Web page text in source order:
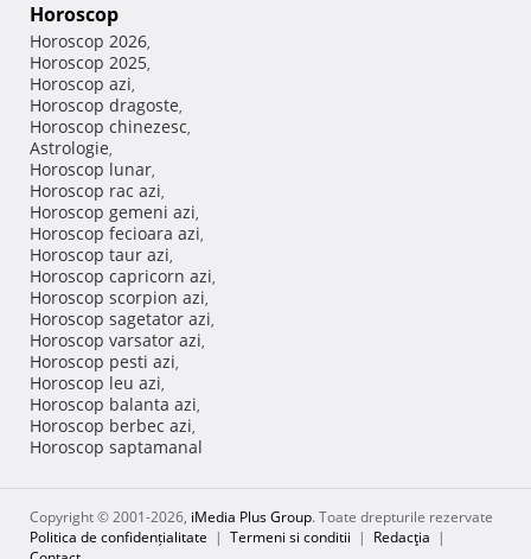
Horoscop
Horoscop 2026,
Horoscop 2025,
Horoscop azi,
Horoscop dragoste,
Horoscop chinezesc,
Astrologie,
Horoscop lunar,
Horoscop rac azi,
Horoscop gemeni azi,
Horoscop fecioara azi,
Horoscop taur azi,
Horoscop capricorn azi,
Horoscop scorpion azi,
Horoscop sagetator azi,
Horoscop varsator azi,
Horoscop pesti azi,
Horoscop leu azi,
Horoscop balanta azi,
Horoscop berbec azi,
Horoscop saptamanal
Copyright © 2001-2026, iMedia Plus Group. Toate drepturile rezervate
Politica de confidențialitate | Termeni si conditii | Redacţia |